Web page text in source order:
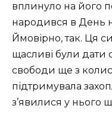
вплинуло на його
народився в День
Ймовірно, так. Ця
щасливі були дати
свободи ще з
підтримувала
з’явилися у нього